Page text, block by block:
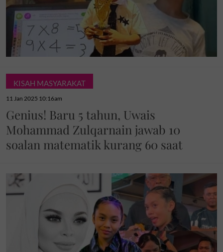
KISAH MASYARAKAT
11 Jan 2025 10:16am
Genius! Baru 5 tahun, Uwais
Mohammad Zulqarnain jawab 10
soalan matematik kurang 60 saat